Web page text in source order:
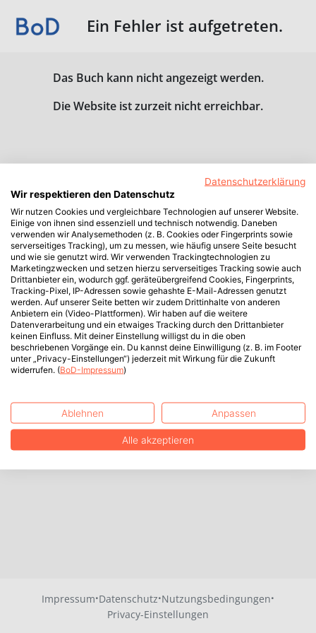
Ein Fehler ist aufgetreten.
Das Buch kann nicht angezeigt werden.
Die Website ist zurzeit nicht erreichbar.
Impressum·Datenschutz·Nutzungsbedingungen·
Privacy-Einstellungen
Datenschutzerklärung
Wir respektieren den Datenschutz
Wir nutzen Cookies und vergleichbare Technologien auf unserer Website.
Einige von ihnen sind essenziell und technisch notwendig. Daneben
verwenden wir Analysemethoden (z. B. Cookies oder Fingerprints sowie
serverseitiges Tracking), um zu messen, wie häufig unsere Seite besucht
und wie sie genutzt wird. Wir verwenden Trackingtechnologien zu
Marketingzwecken und setzen hierzu serverseitiges Tracking sowie auch
Drittanbieter ein, wodurch ggf. geräteübergreifend Cookies, Fingerprints,
Tracking-Pixel, IP-Adressen sowie gehashte E-Mail-Adressen genutzt
werden. Auf unserer Seite betten wir zudem Drittinhalte von anderen
Anbietern ein (Video-Plattformen). Wir haben auf die weitere
Datenverarbeitung und ein etwaiges Tracking durch den Drittanbieter
keinen Einfluss. Mit deiner Einstellung willigst du in die oben
beschriebenen Vorgänge ein. Du kannst deine Einwilligung (z. B. im Footer
unter „Privacy-Einstellungen“) jederzeit mit Wirkung für die Zukunft
widerrufen. (BoD-Impressum)
Ablehnen Anpassen
Alle akzeptieren